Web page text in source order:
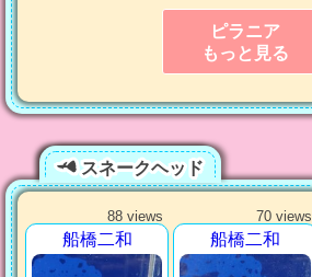
ピラニア
もっと見る
スネークヘッド
88 views
船橋二和
70 views
船橋二和